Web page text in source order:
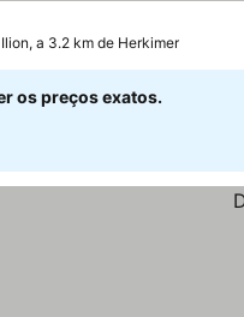
Ilion, a 3.2 km de Herkimer
os preços exatos.